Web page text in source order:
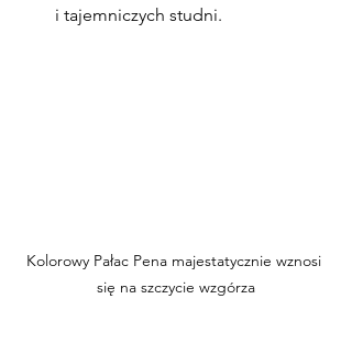
i tajemniczych studni.
Kolorowy Pałac Pena majestatycznie wznosi
się na szczycie wzgórza